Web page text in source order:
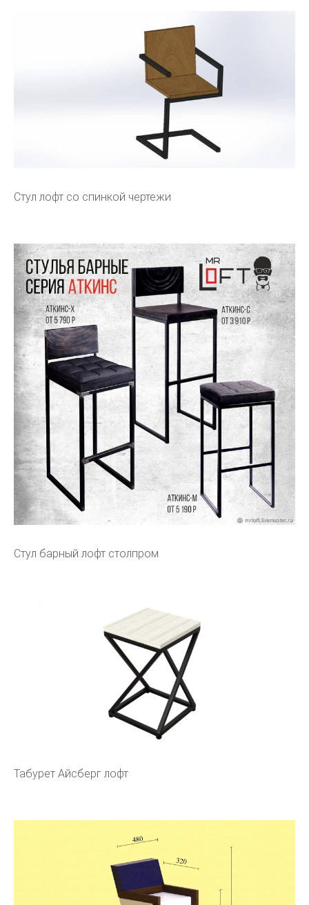
Стул лофт со спинкой чертежи
Стул барный лофт столпром
Табурет Айсберг лофт